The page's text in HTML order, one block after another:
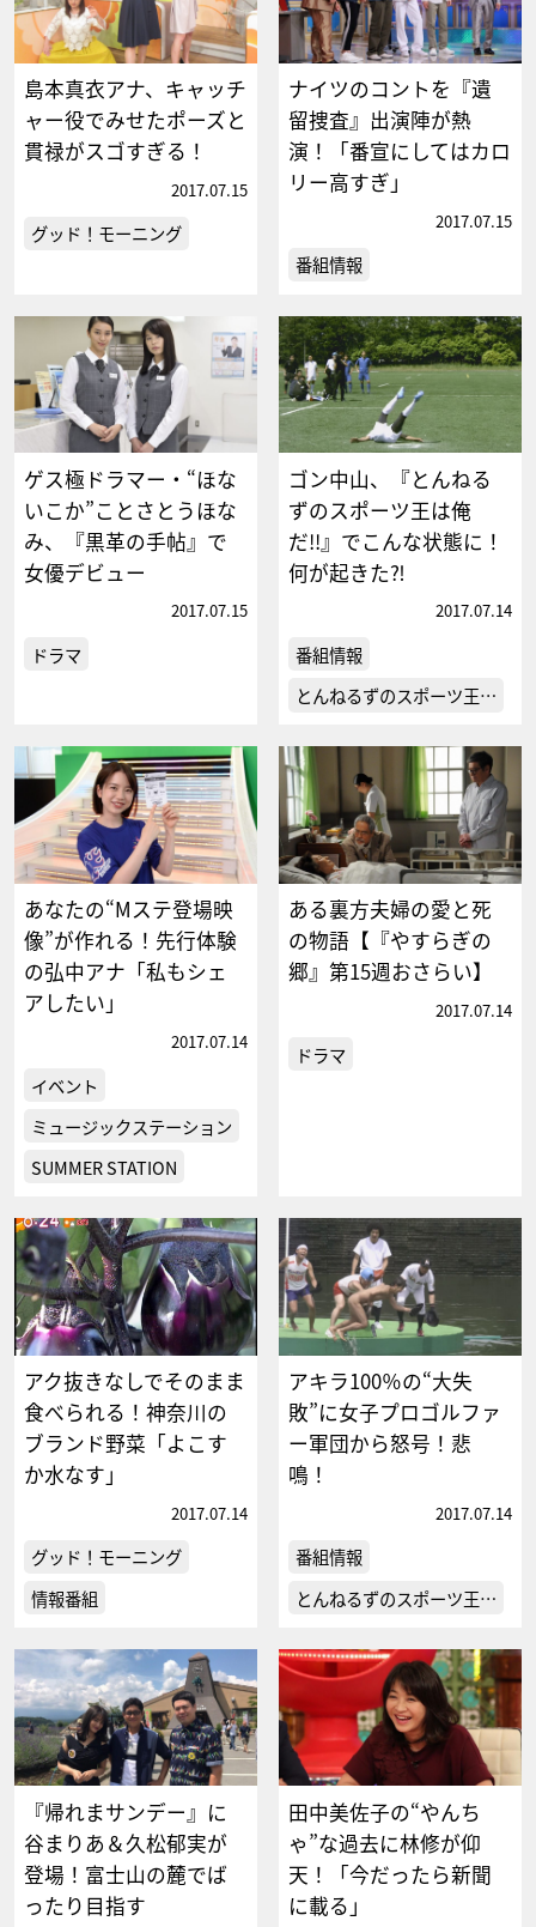
島本真衣アナ、キャッチ
ャー役でみせたポーズと
貫禄がスゴすぎる！
2017.07.15
グッド！モーニング
ナイツのコントを『遺
留捜査』出演陣が熱
演！「番宣にしてはカロ
リー高すぎ」
2017.07.15
番組情報
ゲス極ドラマー・“ほな
いこか”ことさとうほな
み、『黒革の手帖』で
女優デビュー
2017.07.15
ドラマ
ゴン中山、『とんねる
ずのスポーツ王は俺
だ!!』でこんな状態に！
何が起きた⁈
2017.07.14
番組情報
とんねるずのスポーツ王…
あなたの“Mステ登場映
像”が作れる！先行体験
の弘中アナ「私もシェ
アしたい」
2017.07.14
イベント
ミュージックステーション
SUMMER STATION
ある裏方夫婦の愛と死
の物語【『やすらぎの
郷』第15週おさらい】
2017.07.14
ドラマ
アク抜きなしでそのまま
食べられる！神奈川の
ブランド野菜「よこす
か水なす」
2017.07.14
グッド！モーニング
情報番組
アキラ100％の“大失
敗”に女子プロゴルファ
ー軍団から怒号！悲
鳴！
2017.07.14
番組情報
とんねるずのスポーツ王…
『帰れまサンデー』に
谷まりあ＆久松郁実が
登場！富士山の麓でば
ったり目指す
田中美佐子の“やんち
ゃ”な過去に林修が仰
天！「今だったら新聞
に載る」